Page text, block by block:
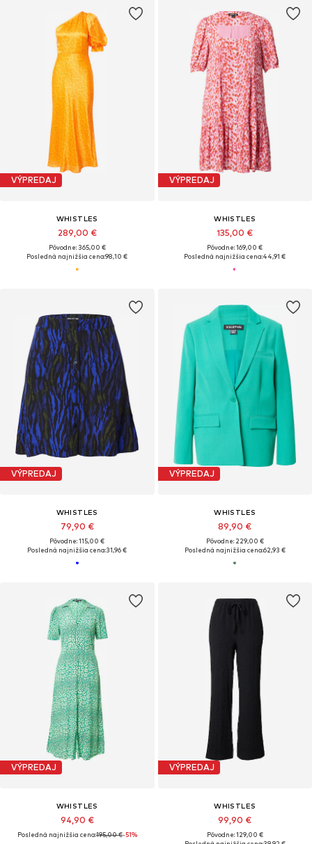
VÝPREDAJ
WHISTLES
289,00 €
Pôvodne: 365,00 €
Posledná najnižšia cena:98,10 €
VÝPREDAJ
WHISTLES
135,00 €
Pôvodne: 169,00 €
Posledná najnižšia cena:44,91 €
VÝPREDAJ
WHISTLES
79,90 €
Pôvodne: 115,00 €
Posledná najnižšia cena:31,96 €
VÝPREDAJ
WHISTLES
89,90 €
Pôvodne: 229,00 €
Posledná najnižšia cena:62,93 €
VÝPREDAJ
WHISTLES
94,90 €
Posledná najnižšia cena:195,00 €-51%
VÝPREDAJ
WHISTLES
99,90 €
Pôvodne: 129,00 €